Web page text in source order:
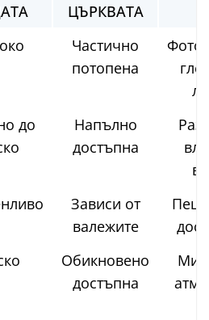
ЦЪРКВАТА
Частично
потопена
до
Напълно
достъпна
Зависи от
валежите
Обикновено
достъпна